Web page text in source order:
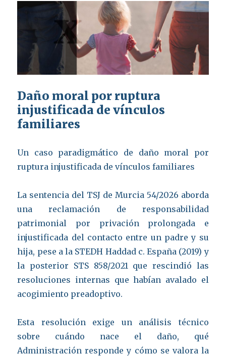
Daño moral por ruptura
injustificada de vínculos
familiares
Un caso paradigmático de daño moral por
ruptura injustificada de vínculos familiares
La sentencia del TSJ de Murcia 54/2026 aborda
una reclamación de responsabilidad
patrimonial por privación prolongada e
injustificada del contacto entre un padre y su
hija, pese a la STEDH Haddad c. España (2019) y
la posterior STS 858/2021 que rescindió las
resoluciones internas que habían avalado el
acogimiento preadoptivo.
Esta resolución exige un análisis técnico
sobre cuándo nace el daño, qué
Administración responde y cómo se valora la